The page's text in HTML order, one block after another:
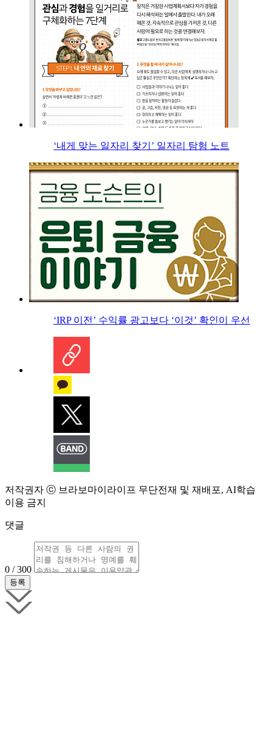
‘내게 맞는 일자리 찾기’ 일자리 탐험 노트
‘IRP 이전’ 수익률 광고보다 ‘이것’ 확인이 우선
저작권자 ⓒ 브라보마이라이프 무단전재 및 재배포, AI학습
이용 금지
댓글
0 / 300